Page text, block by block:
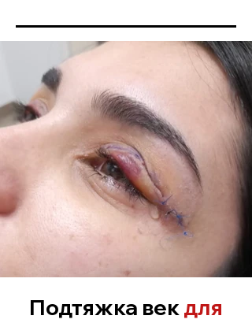
Подтяжка векдля